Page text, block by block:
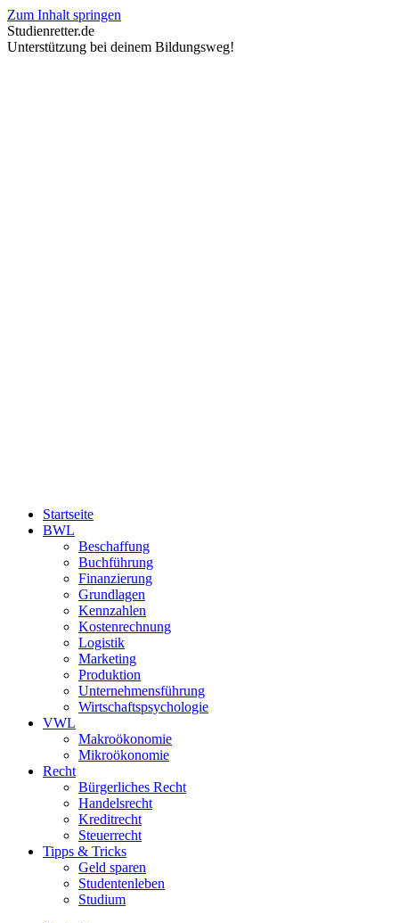
Zum Inhalt springen
Studienretter.de
Unterstützung bei deinem Bildungsweg!
Startseite
BWL
Beschaffung
Buchführung
Finanzierung
Grundlagen
Kennzahlen
Kostenrechnung
Logistik
Marketing
Produktion
Unternehmensführung
Wirtschaftspsychologie
VWL
Makroökonomie
Mikroökonomie
Recht
Bürgerliches Recht
Handelsrecht
Kreditrecht
Steuerrecht
Tipps & Tricks
Geld sparen
Studentenleben
Studium